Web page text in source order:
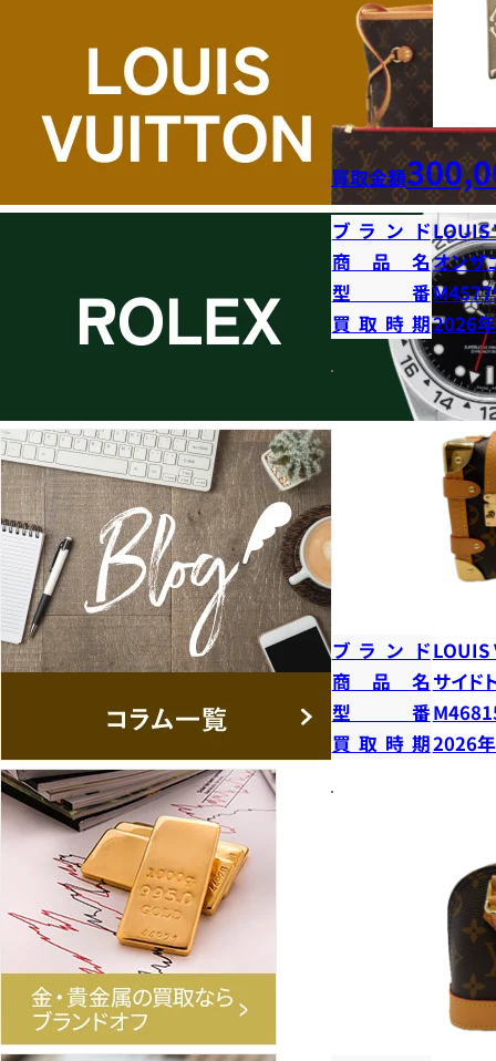
買取金額
ブランドLOUIS
商品名オンザ
型番
買取時期2026
ブランドLOUIS
商品名 サイド
型番
買取時期2026